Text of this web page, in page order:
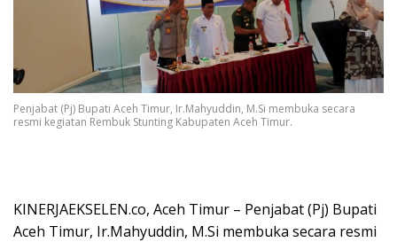
Penjabat (Pj) Bupati Aceh Timur, Ir.Mahyuddin, M.Si membuka secara
resmi kegiatan Rembuk Stunting Kabupaten Aceh Timur.
KINERJAEKSELEN.co, Aceh Timur – Penjabat (Pj) Bupati
Aceh Timur, Ir.Mahyuddin, M.Si membuka secara resmi